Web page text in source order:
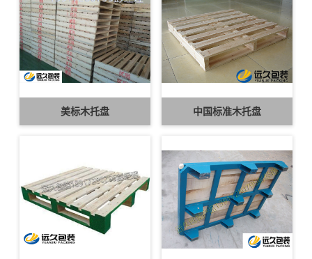
美标木托盘 中国标准木托盘